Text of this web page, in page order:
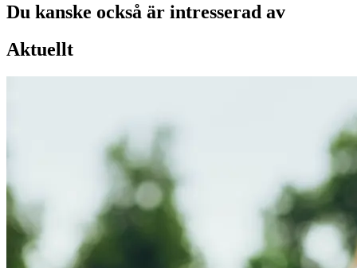
Du kanske också är intresserad av
Aktuellt